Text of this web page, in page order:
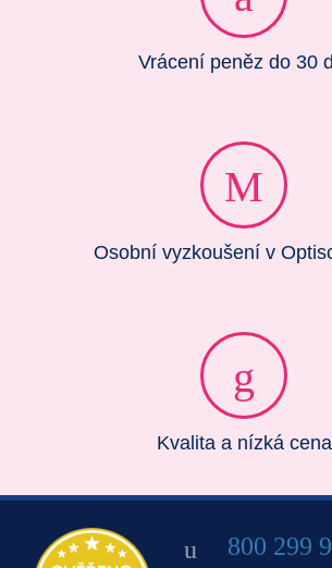
Vrácení peněz do 30
Osobní vyzkoušení v
Kvalita a nízká cena
800 299